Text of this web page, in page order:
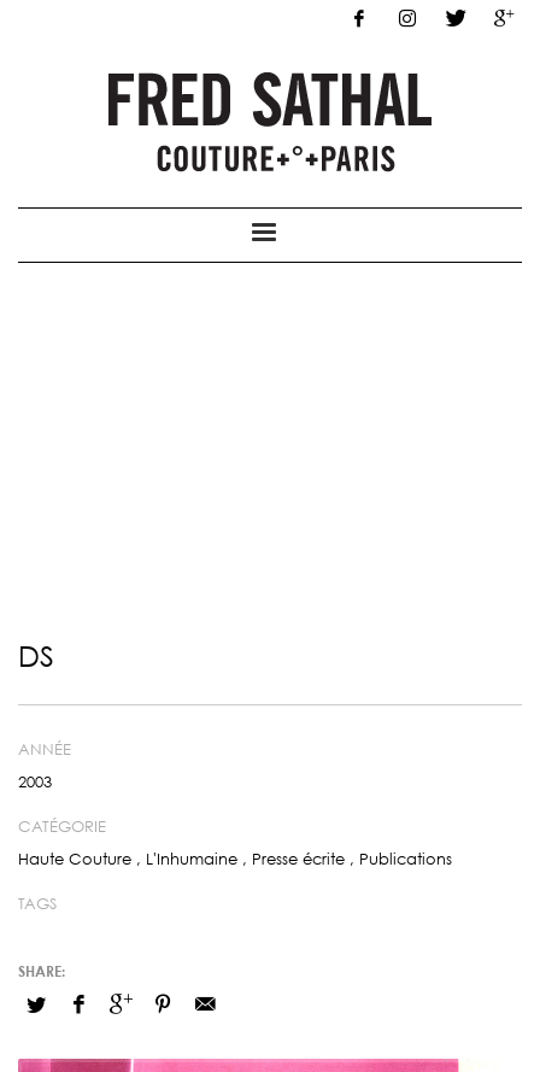
DS
ANNÉE
2003
CATÉGORIE
Haute Couture , L'Inhumaine , Presse écrite , Publications
TAGS